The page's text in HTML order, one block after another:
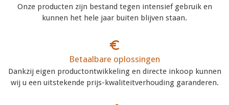
Onze producten zijn bestand tegen intensief gebruik en
kunnen het hele jaar buiten blijven staan.
Betaalbare oplossingen
Dankzij eigen productontwikkeling en directe inkoop kunnen
wij u een uitstekende prijs-kwaliteitverhouding garanderen.